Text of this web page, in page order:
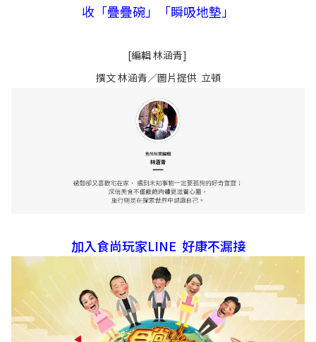
收「疊疊碗」「瞬吸地墊」
[編輯 林涵青]
撰文 林涵青／圖片提供 立頓
加入食尚玩家LINE 好康不漏接